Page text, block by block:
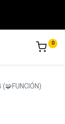
0
(🧩FUNCIÓN)